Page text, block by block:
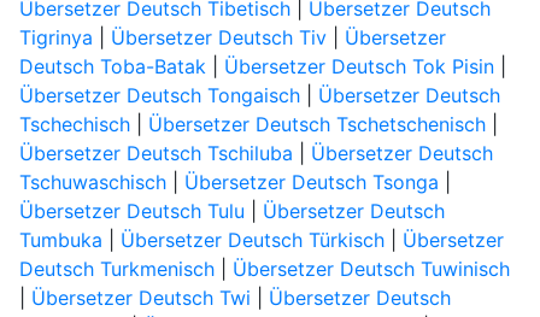
Übersetzer Deutsch Tibetisch| Übersetzer Deutsch
Tigrinya
Übersetzer Deutsch Tiv| Übersetzer
Deutsch Toba-Batak| Übersetzer Deutsch Tok Pisin|
Übersetzer Deutsch Tongaisch| Übersetzer Deutsch
Tschechisch| Übersetzer Deutsch Tschetschenisch|
Übersetzer Deutsch Tschiluba
Übersetzer Deutsch
Tschuwaschisch| Übersetzer Deutsch Tsonga
Übersetzer Deutsch Tulu
Übersetzer Deutsch
Tumbuka
Übersetzer Deutsch Türkisch| Übersetzer
Deutsch Turkmenisch| Übersetzer Deutsch Tuwinisch
Übersetzer Deutsch Twi
Übersetzer Deutsch